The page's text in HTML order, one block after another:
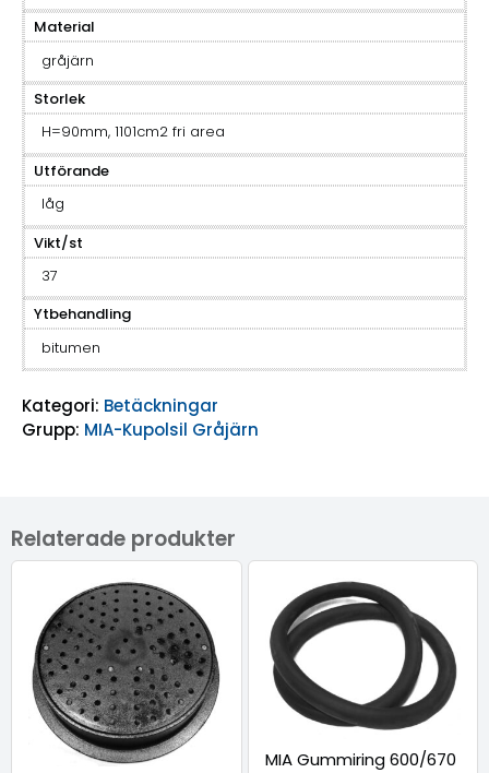
Material
gråjärn
Storlek
H=90mm, 1101cm2 fri area
Utförande
låg
Vikt/st
37
Ytbehandling
bitumen
Kategori: Betäckningar
Grupp: MIA-Kupolsil Gråjärn
Relaterade produkter
MIA Gummiring 600/670